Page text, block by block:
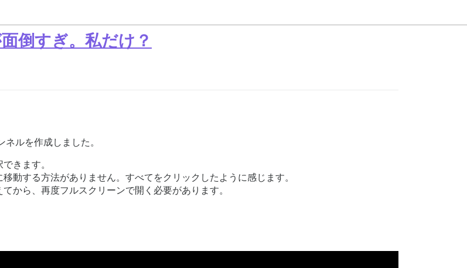
倒すぎ。私だけ？
ルを作成しました。
きます。
動する方法がありません。すべてをクリックしたように感じます。
から、再度フルスクリーンで開く必要があります。